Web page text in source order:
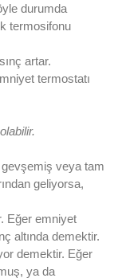
durumda
termosifonu
artar.
termostatı
gevşemiş veya tam
geliyorsa,
Eğer emniyet
altında demektir.
demektir. Eğer
ya da